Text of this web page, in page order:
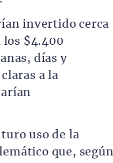
invertido cerca
los $4.400
días y
a la
uso de la
que, según